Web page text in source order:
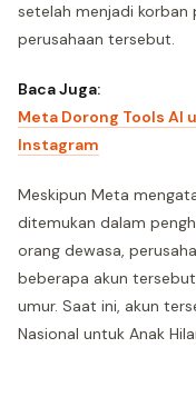
setelah menjadi
perusahaan tersebut.
Baca Juga:
Meta Dorong Tools AI
Instagram
Meskipun Meta
ditemukan dalam
orang dewasa,
beberapa akun
umur. Saat ini, akun
Nasional untuk Anak